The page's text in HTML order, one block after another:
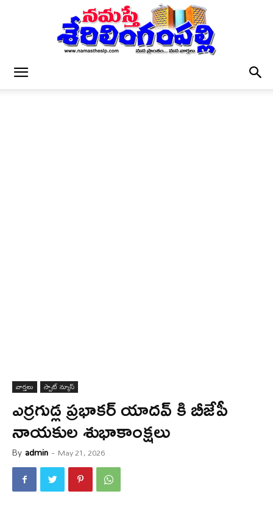
వార్త‌లు స్పాట్ న్యూస్
ఎర్రగుడ్ల ప్రభాకర్ యాదవ్ కి బీజేపీ
నాయ‌కుల శుభాకాంక్ష‌లు
By admin - May 21, 2026